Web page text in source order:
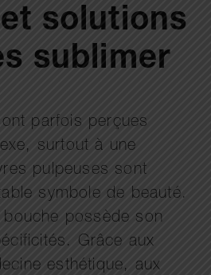
solutions
sublimer
parfois perçues
surtout à une
pulpeuses sont
symbole de beauté.
possède son
Grâce aux
esthétique, aux